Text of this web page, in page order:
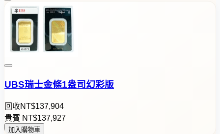
UBS瑞士金條1盎司幻彩版
回收NT$137,904
貴賓 NT$137,927
加入購物車